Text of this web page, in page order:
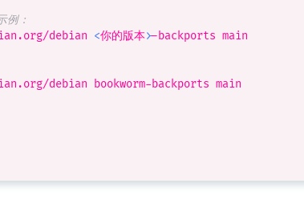
：
debian <你的版本>-backports main
debian bookworm-backports main